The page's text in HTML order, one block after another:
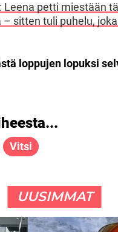
Leena petti miestään
sitten tuli puhelu,
loppujen lopuksi
Vitsi
UUSIMMAT